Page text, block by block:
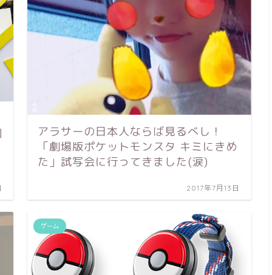
アラサーの日本人ならば見るべし！
「劇場版ポケットモンスタ キミにきめ
た」試写会に行ってきました(涙)
2017年7月13日
ゲーム